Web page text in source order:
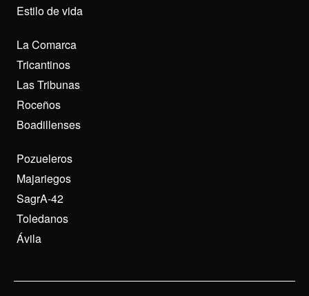
Estilo de vida
La Comarca
Tricantinos
Las Tribunas
Roceños
Boadillenses
Pozueleros
Majariegos
SagrA-42
Toledanos
Ávila